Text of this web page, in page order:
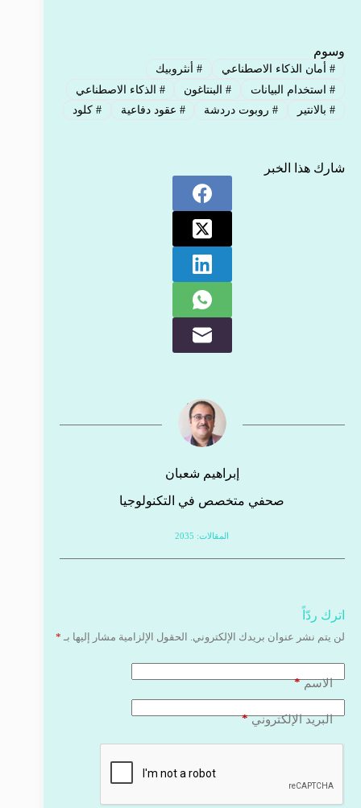
وسوم
#أمان الذكاء الاصطناعي #أنثروبيك
#استخدام البيانات #البنتاغون # الذكاء الاصطناعي
#بالانتير #روبوت دردشة # عقود دفاعية # كلود
شارك هذا الخبر
إبراهيم شعبان
صحفي متخصص في التكنولوجيا
المقالات: 2035
اترك ردّاً
لن يتم نشر عنوان بريدك الإلكتروني. الحقول الإلزامية مشار إليها بـ *
الاسم*
البريد الإلكتروني*